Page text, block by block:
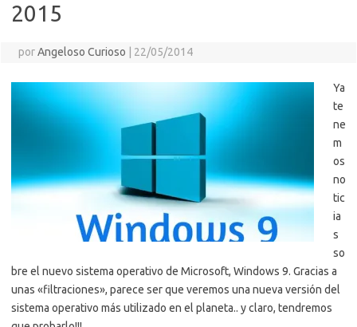
2015
porAngeloso Curioso 22/05/2014
Ya
te
ne
m
os
no
tic
ia
s
so
bre el nuevo sistema operativo de Microsoft, Windows 9. Gracias a
unas «filtraciones», parece ser que veremos una nueva versión del
sistema operativo más utilizado en el planeta.. y claro, tendremos